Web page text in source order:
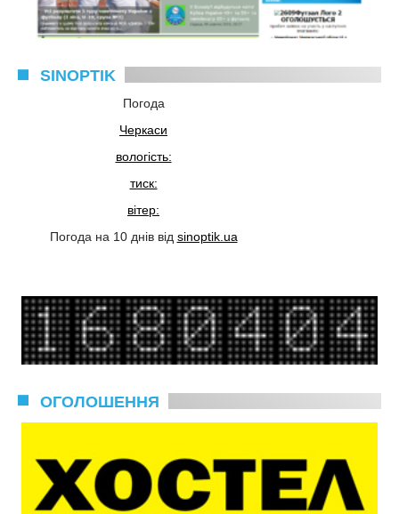
SINOPTIK
Погода
Черкаси
вологість:
тиск:
вітер:
Погода на 10 днів від sinoptik.ua
ОГОЛОШЕННЯ